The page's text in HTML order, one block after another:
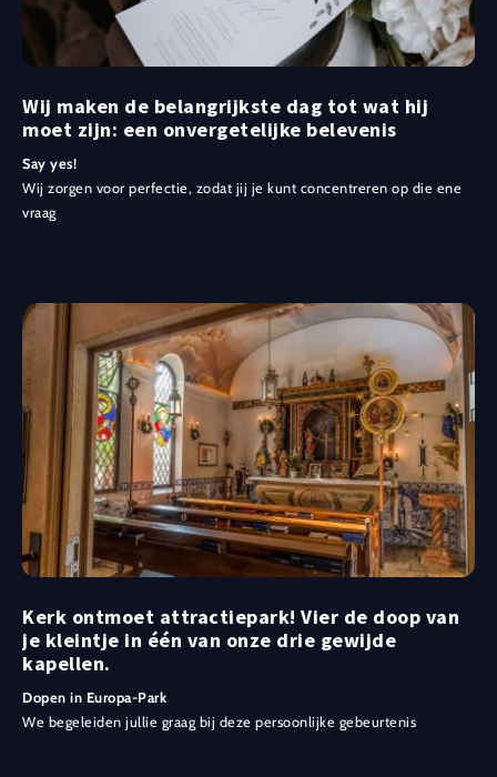
Wij maken de belangrijkste dag tot wat hij
moet zijn: een onvergetelijke belevenis
Say yes!
Wij zorgen voor perfectie, zodat jij je kunt concentreren op die ene
vraag
Kerk ontmoet attractiepark! Vier de doop van
je kleintje in één van onze drie gewijde
kapellen.
Dopen in Europa-Park
We begeleiden jullie graag bij deze persoonlijke gebeurtenis